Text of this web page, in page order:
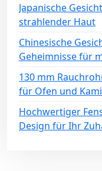
Japanische
strahlender Haut
Chinesische
Geheimnisse für
130 mm
für Ofen und
Hochwertiger
Design für Ihr